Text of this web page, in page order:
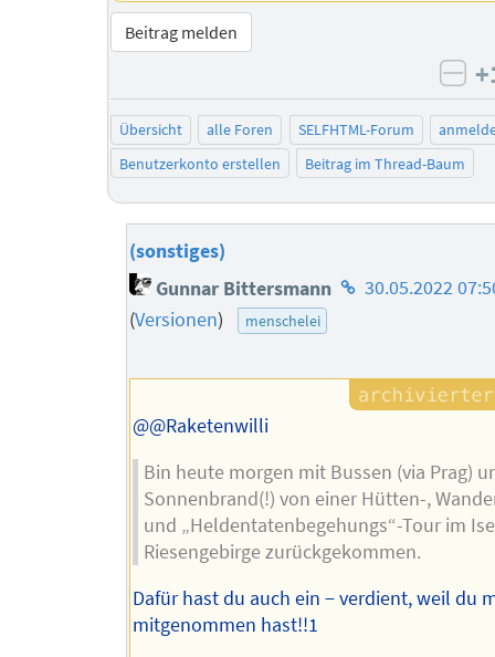
Beitrag melden
Übersicht alle Foren SELFHTML-Forum
Benutzerkonto erstellen
Beitrag im Thread-Baum
(sonstiges)
Gunnar Bittersmann Homepage
30.05.2022
(Versionen) menschelei
@@Raketenwilli
Bin heute morgen mit Bussen (via Prag)
Sonnenbrand(!) von einer Hütten-,
und „Heldentatenbegehungs“-Tour im
Riesengebirge zurückgekommen.
Dafür hast du auch ein − verdient, weil du
mitgenommen hast!!1